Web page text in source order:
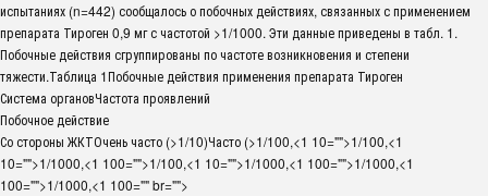
испытаниях (n=442) сообщалось о побочных действиях, связанных с применением
препарата Тироген 0,9 мг с частотой >1/1000. Эти данные приведены в табл. 1.
Побочные действия сгруппированы по частоте возникновения и степени
тяжести.Таблица 1Побочные действия применения препарата Тироген
Система органовЧастота проявлений
Побочное действие
Со стороны ЖКТОчень часто (>1/10)Часто (>1/100,<1 10="">1/100,<1
10="">1/1000,<1 100="">1/100,<1 10="">1/1000,<1 100="">1/1000,<1
100="">1/1000,<1 100="" br="">